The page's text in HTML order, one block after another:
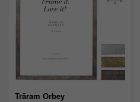
Träram Orbey